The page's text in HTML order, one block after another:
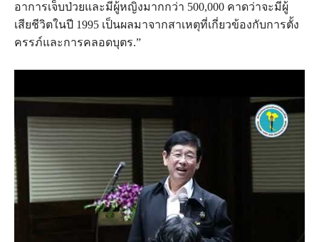
อาการเจ็บป่วยและมีผู้หญิงมากกว่า 500,000 คาดว่าจะมีผู้
เสียชีวิตในปี 1995 เป็นผลมาจากสาเหตุที่เกี่ยวข้องกับการตั้ง
ครรภ์และการคลอดบุตร.”